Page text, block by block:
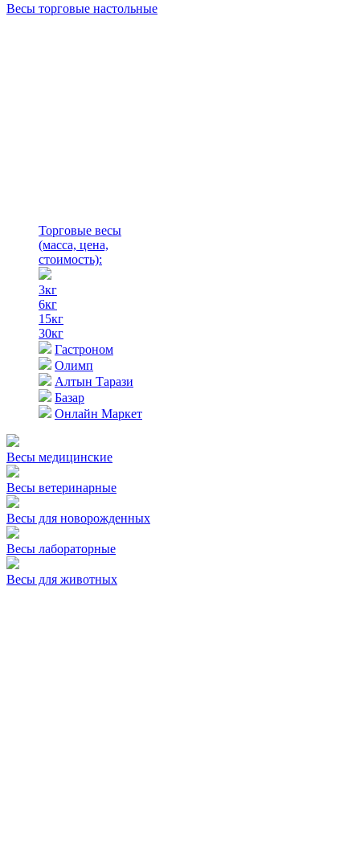
Весы торговые настольные
Торговые весы
(масса, цена,
стоимость):
3кг
6кг
15кг
30кг
Гастроном
Олимп
Алтын Тарази
Базар
Онлайн Маркет
Весы медицинские
Весы ветеринарные
Весы для новорожденных
Весы лабораторные
Весы для животных